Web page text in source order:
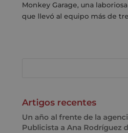
Monkey Garage, una
que llevó al equipo más de
Artigos recentes
Un año al frente de la
Publicista a Ana Rodríguez